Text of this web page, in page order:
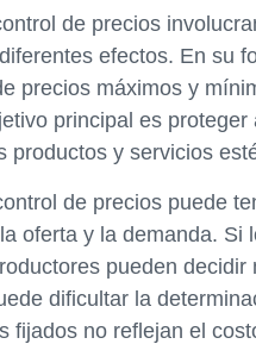
de precios
efectos. En su
precios máximos y
principal es
productos y servicios
de precios puede
oferta y la demanda.
pueden
dificultar la
fijados no reflejan el